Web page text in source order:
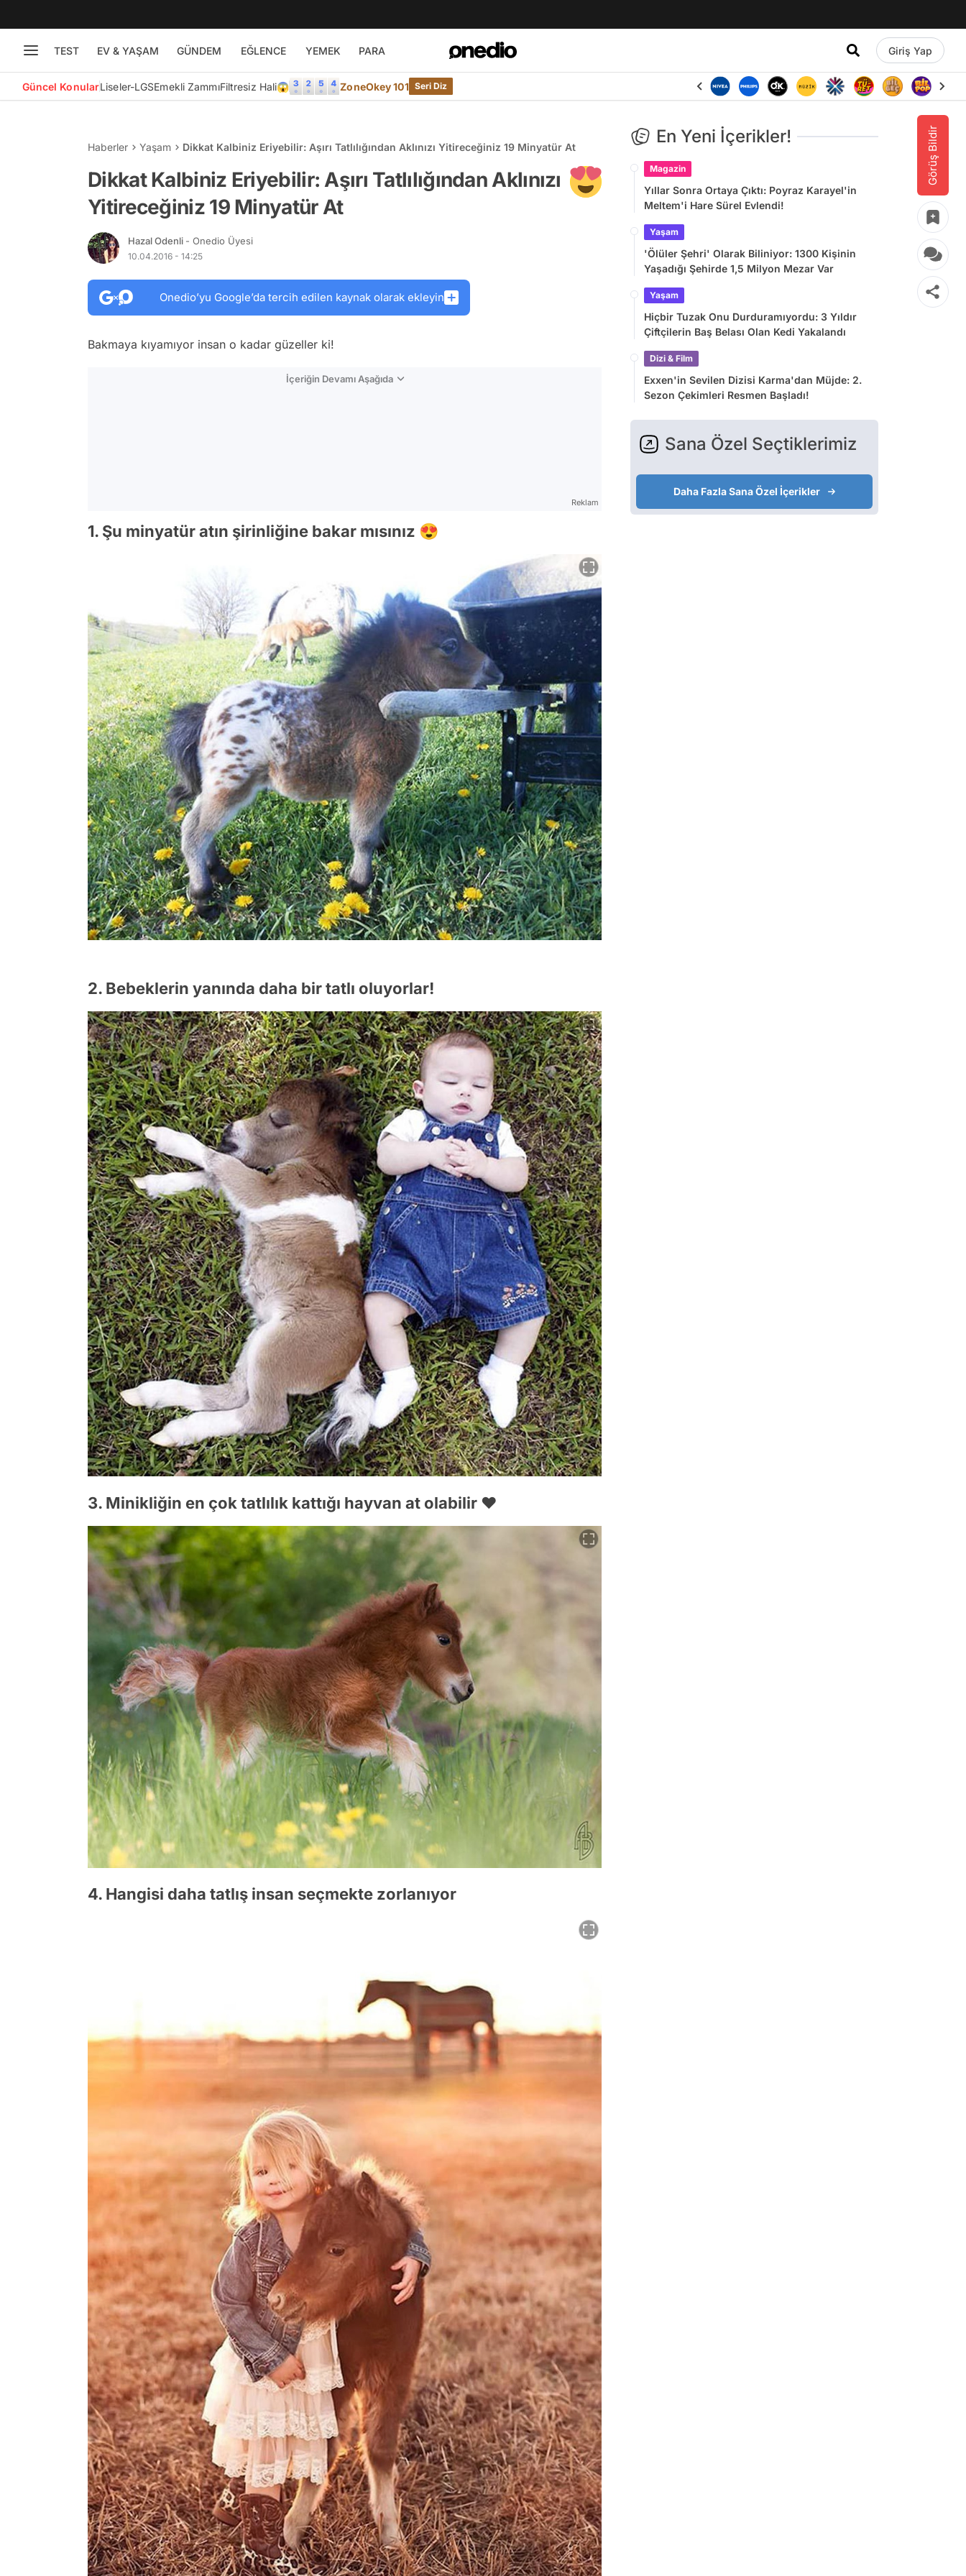
TEST EV & YAŞAM GÜNDEM EĞLENCE YEMEK PARA Giriş Yap
Güncel KonularLiseler-LGSEmekli ZammıFiltresiz Hali😱 ZoneOkey 101 Seri Diz
Görüş Bildir
Haberler Yaşam Dikkat Kalbiniz Eriyebilir: Aşırı Tatlılığından Aklınızı Yitireceğiniz 19 Minyatür At
Dikkat Kalbiniz Eriyebilir: Aşırı Tatlılığından Aklınızı
Yitireceğiniz 19 Minyatür At
Hazal Odenli - Onedio Üyesi
10.04.2016 - 14:25
Onedio’yu Google’da tercih edilen kaynak olarak ekleyin
Bakmaya kıyamıyor insan o kadar güzeller ki!
İçeriğin Devamı Aşağıda
Reklam
1. Şu minyatür atın şirinliğine bakar mısınız 😍
2. Bebeklerin yanında daha bir tatlı oluyorlar!
3. Minikliğin en çok tatlılık kattığı hayvan at olabilir ❤️
4. Hangisi daha tatlış insan seçmekte zorlanıyor
En Yeni İçerikler!
Magazin
Yıllar Sonra Ortaya Çıktı: Poyraz Karayel'in
Meltem'i Hare Sürel Evlendi!
Yaşam
'Ölüler Şehri' Olarak Biliniyor: 1300 Kişinin
Yaşadığı Şehirde 1,5 Milyon Mezar Var
Yaşam
Hiçbir Tuzak Onu Durduramıyordu: 3 Yıldır
Çiftçilerin Baş Belası Olan Kedi Yakalandı
Dizi & Film
Exxen'in Sevilen Dizisi Karma'dan Müjde: 2.
Sezon Çekimleri Resmen Başladı!
Sana Özel Seçtiklerimiz
Daha Fazla Sana Özel İçerikler